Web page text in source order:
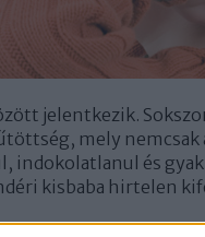
jelentkezik.
mely nemcsak
indokolatlanul és
kisbaba hirtelen